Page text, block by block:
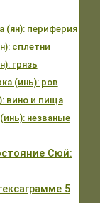
(ян): периферия
сплетни
грязь
(инь): ров
вино и пища
незваные
Сюй:
5